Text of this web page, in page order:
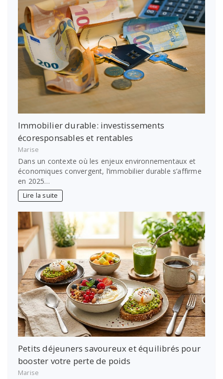
Immobilier durable: investissements
écoresponsables et rentables
Marise
Dans un contexte où les enjeux environnementaux et
économiques convergent, l’immobilier durable s’affirme
en 2025…
Lire la suite
Petits déjeuners savoureux et équilibrés pour
booster votre perte de poids
Marise